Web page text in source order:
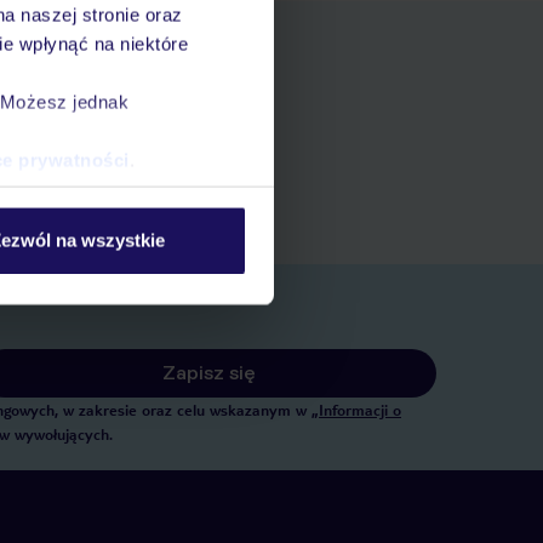
naszej stronie oraz
wpłynąć na niektóre
jednak
prywatności
na wszystkie
Zapisz się
w zakresie oraz celu wskazanym w „Informacji o
wywołujących.